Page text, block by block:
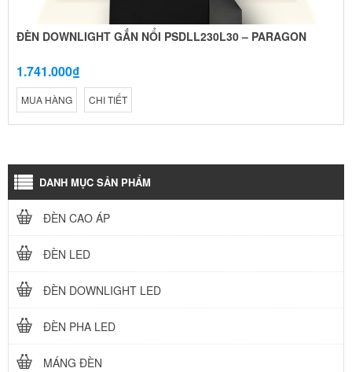
ĐÈN DOWNLIGHT GẮN NỔI PSDLL230L30 – PARAGON
1.741.000₫
MUA HÀNG CHI TIẾT
DANH MỤC SẢN PHẨM
ĐÈN CAO ÁP
ĐÈN LED
ĐÈN DOWNLIGHT LED
ĐÈN PHA LED
MÁNG ĐÈN